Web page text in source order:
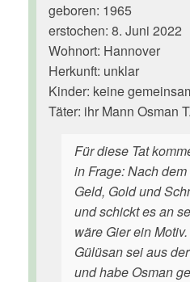
geboren: 1965
erstochen: 8. Juni 2022
Wohnort: Hannover
Herkunft: unklar
Kinder: keine
Täter: ihr Mann Osman
Für diese Tat
in Frage: Nach
Geld, Gold und
und schickt es an
wäre Gier ein
Gülüsan sei aus
und habe Osman